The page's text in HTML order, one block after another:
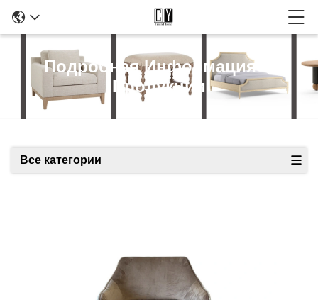
Подробная Информация О
Продукции
Все категории